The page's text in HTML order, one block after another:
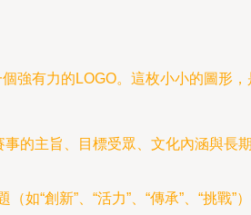
有力的LOGO。這枚小小的圖形
的主旨、目標受眾、文化內涵與長
“創新”、“活力”、“傳承”、“挑戰”